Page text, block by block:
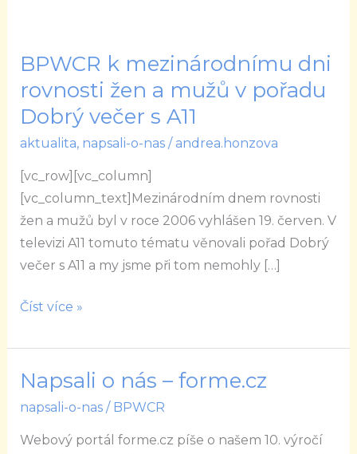
BPWCR k mezinárodnímu dni
rovnosti žen a mužů v pořadu
Dobrý večer s A11
aktualita, napsali-o-nas/ andrea.honzova
[vc_row][vc_column]
[vc_column_text]Mezinárodním dnem rovnosti
žen a mužů byl v roce 2006 vyhlášen 19. červen. V
televizi A11 tomuto tématu věnovali pořad Dobrý
večer s A11 a my jsme při tom nemohly […]
BPWCR
k
mezinárodnímu
dni
rovnosti
žen
a
mužů
v
pořadu
večer
A11
Číst více »
Napsali o nás – forme.cz
napsali-o-nas/ BPWCR
Webový portál forme.cz píše o našem 10. výročí
Napsali
–